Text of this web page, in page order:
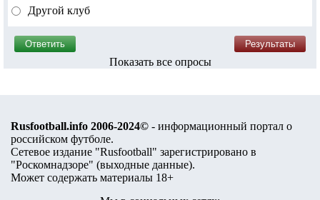
Другой клуб
Показать все опросы
Rusfootball.info 2006-2024© - информационный портал о
российском футболе.
Сетевое издание "Rusfootball" зарегистрировано в
"Роскомнадзоре" (выходные данные).
Может содержать материалы 18+